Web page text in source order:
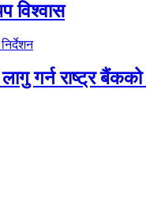
विश्वास
गर्न राष्ट्र बैंकको